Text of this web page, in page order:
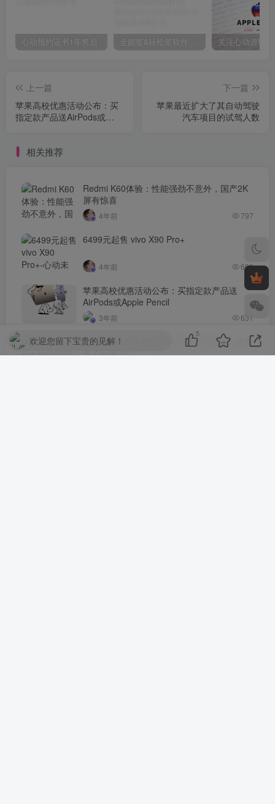
心动预约证书1年售后 全能签&轻松签软件源代搭建&搭建教程(免费)Applehub心动论坛
上一篇
苹果高校优惠活动公布：买
指定款产品送AirPods或
下一篇
苹果最近扩大了其自动驾驶
汽车项目的试驾人数
相关推荐
Redmi K60体验：性能强劲不意外，国产2K
屏有惊喜
4年前 797
6499元起售 vivo X90 Pro+
4年前 699
苹果高校优惠活动公布：买指定款产品送
AirPods或Apple Pencil
3年前 631
iPhone 14 Pro 微信扫码拍照无法对焦，哪里
出了问题？
欢迎您留下宝贵的见解！
5